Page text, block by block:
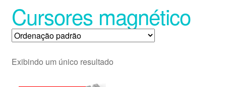
Cursores magnético
Exibindo um único resultado